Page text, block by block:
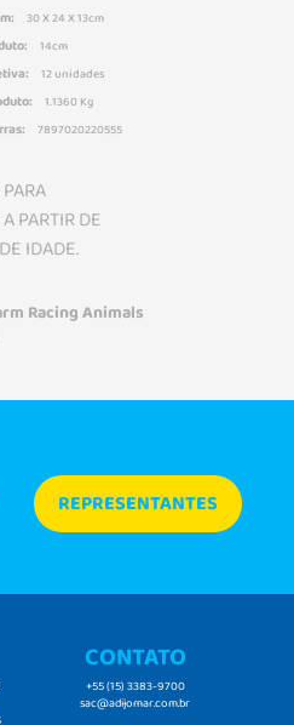
30 X 24 X 13cm
14cm
12 unidades
1.1360 Kg
7897020220555
PARTIR DE
IDADE.
Racing Animals
REPRESENTANTES
CONTATO
+55 (15) 3383-9700
sac@adijomar.com.br